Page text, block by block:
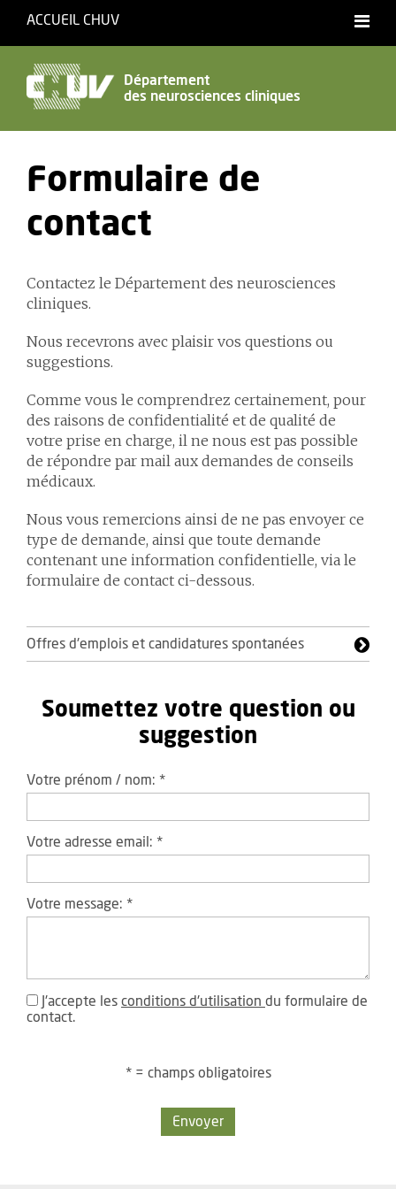
ACCUEIL CHUV
Français
Accessibilité
Département
des neurosciences cliniques
Formulaire de
contact
Contactez le Département des neurosciences
cliniques.
Nous recevrons avec plaisir vos questions ou
suggestions.
Comme vous le comprendrez certainement, pour
des raisons de confidentialité et de qualité de
votre prise en charge, il ne nous est pas possible
de répondre par mail aux demandes de conseils
médicaux.
Nous vous remercions ainsi de ne pas envoyer ce
type de demande, ainsi que toute demande
contenant une information confidentielle, via le
formulaire de contact ci-dessous.
Offres d'emplois et candidatures spontanées
Soumettez votre question ou
suggestion
Votre prénom / nom: *
Votre adresse email: *
Votre message: *
J'accepte les conditions d'utilisation du formulaire de
contact.
* = champs obligatoires
Envoyer